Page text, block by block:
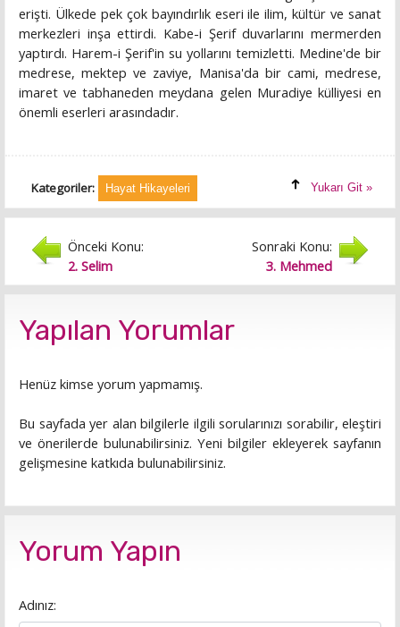
erişti. Ülkede pek çok bayındırlık eseri ile ilim, kültür ve sanat
merkezleri inşa ettirdi. Kabe-i Şerif duvarlarını mermerden
yaptırdı. Harem-i Şerif'in su yollarını temizletti. Medine'de bir
medrese, mektep ve zaviye, Manisa'da bir cami, medrese,
imaret ve tabhaneden meydana gelen Muradiye külliyesi en
önemli eserleri arasındadır.
Kategoriler: Hayat Hikayeleri Yukarı Git »
Önceki Konu:
2. Selim
Sonraki Konu:
3. Mehmed
Yapılan Yorumlar
Henüz kimse yorum yapmamış.
Bu sayfada yer alan bilgilerle ilgili sorularınızı sorabilir, eleştiri
ve önerilerde bulunabilirsiniz. Yeni bilgiler ekleyerek sayfanın
gelişmesine katkıda bulunabilirsiniz.
Yorum Yapın
Adınız: